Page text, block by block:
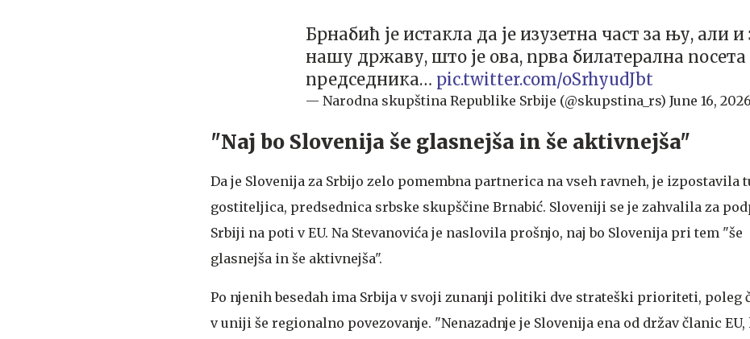
Брнабић је истакла да је изузетна част за њу, али и
нашу државу, што је ова, прва билатерална посета
председника… pic.twitter.com/oSrhyudJbt
— Narodna skupština Republike Srbije (@skupstina_rs) June 16, 2026
"Naj bo Slovenija še glasnejša in še aktivnejša"
Da je Slovenija za Srbijo zelo pomembna partnerica na vseh ravneh, je izpostavila
gostiteljica, predsednica srbske skupščine Brnabić. Sloveniji se je zahvalila za
Srbiji na poti v EU. Na Stevanovića je naslovila prošnjo, naj bo Slovenija pri tem "še
glasnejša in še aktivnejša".
Po njenih besedah ima Srbija v svoji zunanji politiki dve strateški prioriteti, poleg
v uniji še regionalno povezovanje. "Nenazadnje je Slovenija ena od držav članic EU,